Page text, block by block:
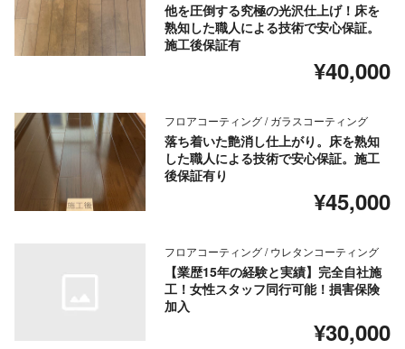
他を圧倒する究極の光沢仕上げ！床を
熟知した職人による技術で安心保証。
施工後保証有
¥40,000
フロアコーティング / ガラスコーティング
落ち着いた艶消し仕上がり。床を熟知
した職人による技術で安心保証。施工
後保証有り
¥45,000
フロアコーティング / ウレタンコーティング
【業歴15年の経験と実績】完全自社施
工！女性スタッフ同行可能！損害保険
加入
¥30,000